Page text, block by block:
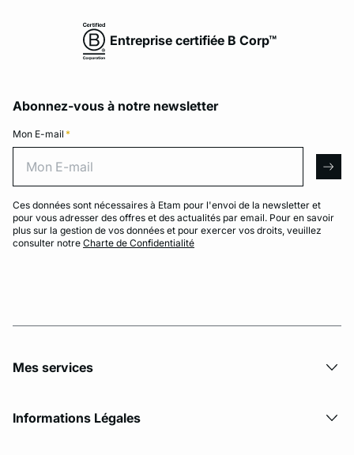
Entreprise certifiée B Corp™
Abonnez-vous à notre newsletter
Mon E-mail *
Ces données sont nécessaires à Etam pour l'envoi de la newsletter et
pour vous adresser des offres et des actualités par email. Pour en savoir
plus sur la gestion de vos données et pour exercer vos droits, veuillez
consulter notre Charte de Confidentialité
Mes services
Informations Légales